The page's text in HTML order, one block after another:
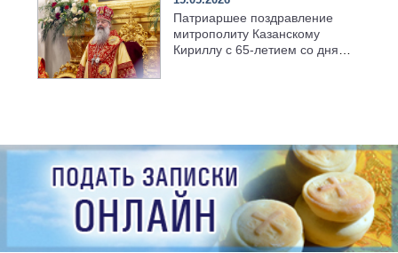
Патриаршее поздравление
митрополиту Казанскому
Кириллу с 65-летием со дня